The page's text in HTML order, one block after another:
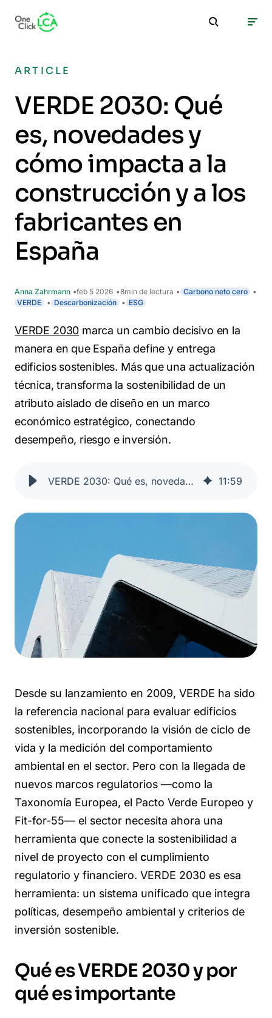
ARTICLE
VERDE 2030: Qué
es, novedades y
cómo impacta a la
construcción y a los
fabricantes en
España
Anna Zahrmann feb 5 2026 8min de lectura
Carbono neto cero
VERDE
Descarbonización ESG
VERDE 2030 marca un cambio decisivo en la
manera en que España define y entrega
edificios sostenibles. Más que una actualización
técnica, transforma la sostenibilidad de un
atributo aislado de diseño en un marco
económico estratégico, conectando
desempeño, riesgo e inversión.
VERDE 2030: Qué es, novedades y cómo impacta a la construcción y a los fabricantes en España 11:59
Desde su lanzamiento en 2009, VERDE ha sido
la referencia nacional para evaluar edificios
sostenibles, incorporando la visión de ciclo de
vida y la medición del comportamiento
ambiental en el sector. Pero con la llegada de
nuevos marcos regulatorios —como la
Taxonomía Europea, el Pacto Verde Europeo y
Fit-for-55— el sector necesita ahora una
herramienta que conecte la sostenibilidad a
nivel de proyecto con el cumplimiento
regulatorio y financiero. VERDE 2030 es esa
herramienta: un sistema unificado que integra
políticas, desempeño ambiental y criterios de
inversión sostenible.
Qué es VERDE 2030 y por
qué es importante